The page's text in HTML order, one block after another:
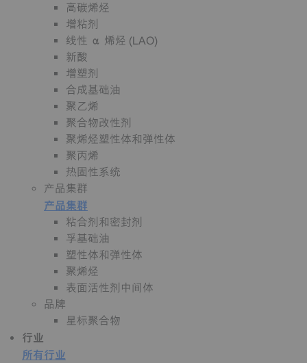
高碳烯烃
增粘剂
线性 α 烯烃 (LAO)
新酸
增塑剂
合成基础油
聚乙烯
聚合物改性剂
聚烯烃塑性体和弹性体
聚丙烯
热固性系统
产品集群
产品集群
粘合剂和密封剂
孚基础油
塑性体和弹性体
聚烯烃
表面活性剂中间体
品牌
星标聚合物
行业
所有行业